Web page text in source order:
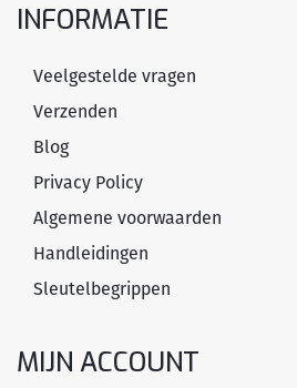
INFORMATIE
Veelgestelde vragen
Verzenden
Blog
Privacy Policy
Algemene voorwaarden
Handleidingen
Sleutelbegrippen
MIJN ACCOUNT